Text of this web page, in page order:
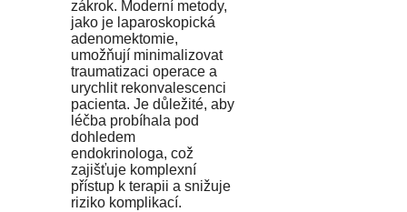
zákrok. Moderní metody,
jako je laparoskopická
adenomektomie,
umožňují minimalizovat
traumatizaci operace a
urychlit rekonvalescenci
pacienta. Je důležité, aby
léčba probíhala pod
dohledem
endokrinologa, což
zajišťuje komplexní
přístup k terapii a snižuje
riziko komplikací.